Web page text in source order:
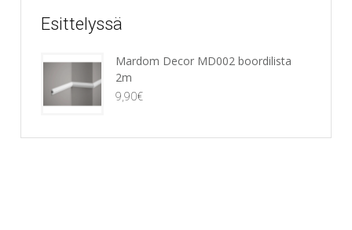
Esittelyssä
Mardom Decor MD002 boordilista
2m
9,90€